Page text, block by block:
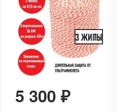
5 300 ₽